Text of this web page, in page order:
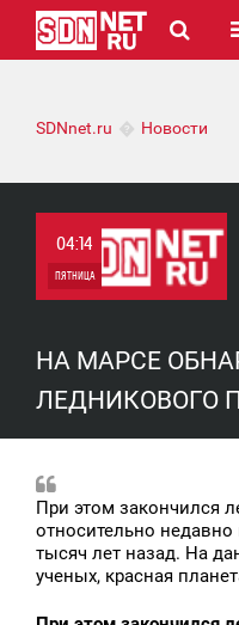
SDNnet.ru Новости
04:14
ПЯТНИЦА
НА МАРСЕ
ЛЕДНИКОВОГО
При этом закончился
относительно
тысяч лет назад. На
ученых, красная